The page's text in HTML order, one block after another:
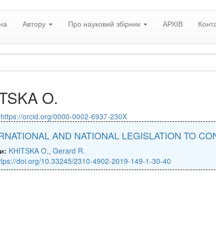
Автору Про науковий збірник АРХІВ
O.
https://orcid.org/0000-0002-6937-230X
AND NATIONAL LEGISLATION TO
KHITSKA O., Gerard R.
doi.org/10.33245/2310-4902-2019-149-1-30-40